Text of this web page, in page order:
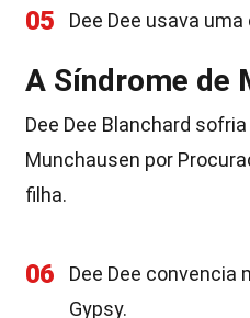
05 Dee Dee usava
A Síndrome de
Dee Dee Blanchard
Munchausen por
filha.
06
Dee Dee
Gypsy.